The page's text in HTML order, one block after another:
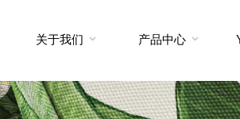
关于我们 产品中心